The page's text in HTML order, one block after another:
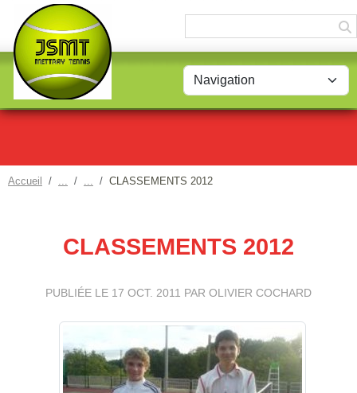
Accueil CLASSEMENTS 2012
CLASSEMENTS 2012
PUBLIÉE LE 17 OCT. 2011 PAR OLIVIER COCHARD
Panneau de gestion des cookies